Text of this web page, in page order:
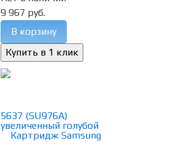
9 967 руб.
В корзину